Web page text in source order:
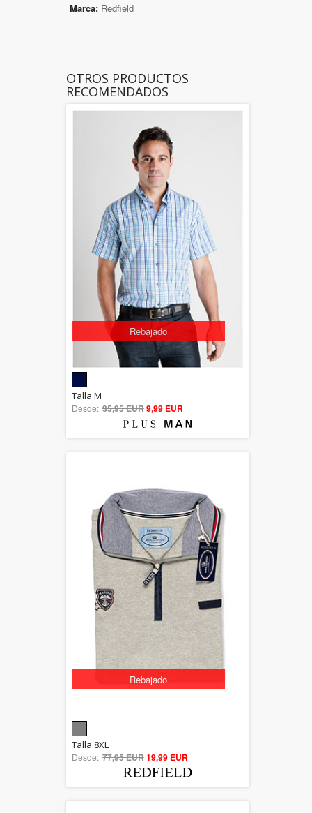
Marca: Redfield
OTROS PRODUCTOS
RECOMENDADOS
Rebajado
out of 5
Talla M
Desde: 35,95 EUR9,99 EUR
Rebajado
out of 5
Talla 8XL
Desde: 77,95 EUR19,99 EUR